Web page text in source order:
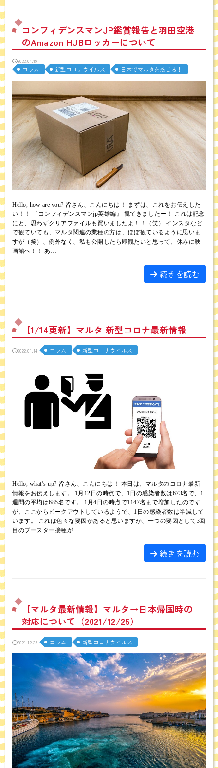
コンフィデンスマンJP鑑賞報告と羽田空港
のAmazon HUBロッカーについて
2022.01.19
コラム 新型コロナウイルス 日本でマルタを感じる！
Hello, how are you? 皆さん、こんにちは！ まずは、これをお伝えした
い！！ 『コンフィデンスマンjp英雄編』 観てきましたー！ これは記念
にと、思わずクリアファイルも買いましたよ！！（笑） インスタなど
で観ていても、マルタ関連の業種の方は、ほぼ観ているように思いま
すが（笑）、例外なく、私も公開したら即観たいと思って、休みに映
画館へ！！ あ…
続きを読む
【1/14更新】マルタ 新型コロナ最新情報
2022.01.14 コラム 新型コロナウイルス
Hello, what’s up? 皆さん、こんにちは！ 本日は、マルタのコロナ最新
情報をお伝えします。 1月12日の時点で、1日の感染者数は673名で、1
週間の平均は685名です。 1月4日の時点で1147名まで増加したのです
が、ここからピークアウトしているようで、1日の感染者数は半減して
います。 これは色々な要因があると思いますが、一つの要因として3回
目のブースター接種が…
続きを読む
【マルタ最新情報】マルタ→日本帰国時の
対応について（2021/12/25）
2021.12.25 コラム 新型コロナウイルス